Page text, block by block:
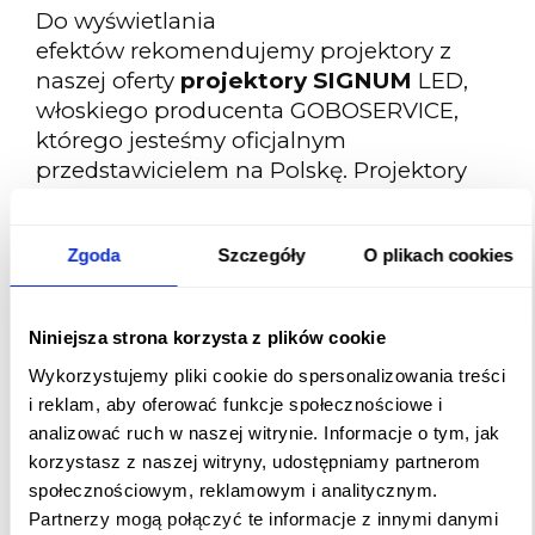
Zgoda Szczegóły O plikach cookies
Niniejsza strona korzysta z plików cookie
Wykorzystujemy pliki cookie do spersonalizowania treści
i reklam, aby oferować funkcje społecznościowe i
analizować ruch w naszej witrynie. Informacje o tym, jak
korzystasz z naszej witryny, udostępniamy partnerom
społecznościowym, reklamowym i analitycznym.
Partnerzy mogą połączyć te informacje z innymi danymi
Do wyświetlania
efektów rekomendujemy projektory z
naszej oferty projektory SIGNUM LED,
włoskiego producenta GOBOSERVICE,
którego jesteśmy oficjalnym
przedstawicielem na Polskę. Projektory
Wyświetlanie znaków
ekonomicznym rozwiązaniem
dostępnym na rynku. Projekcje
bezpieczeństwa są znacznie lepsze od
klasycznych systemów sygnalizacji,
ponieważ bardzo dobrze sprawują się w
warunkach słabej widoczności.